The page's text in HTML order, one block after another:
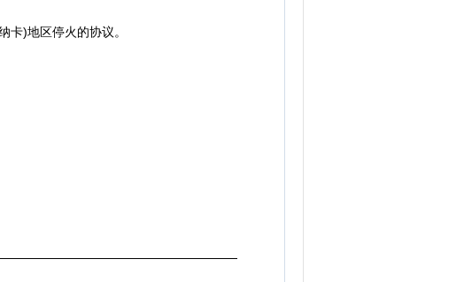
)地区停火的协议。